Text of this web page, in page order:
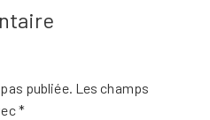
publiée. Les champs
*